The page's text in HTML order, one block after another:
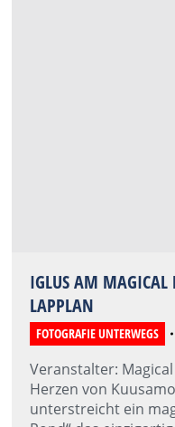
IGLUS AM
LAPPLAN
FOTOGRAFIE UNTERWEGS
Veranstalter:
Herzen von
unterstreicht ein